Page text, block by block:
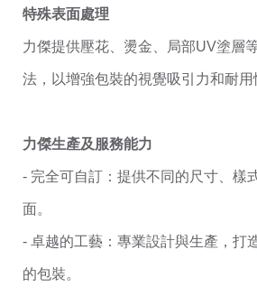
特殊表面處理
力傑提供壓花、燙金、局部UV塗層
法，以增強包裝的視覺吸引力和耐用
力傑生產及服務能力
- 完全可自訂：提供不同的尺寸、樣
面。
- 卓越的工藝：專業設計與生產，打
的包裝。